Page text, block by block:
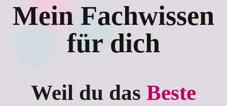
Mein Fachwissen
für dich
Weil du das Beste